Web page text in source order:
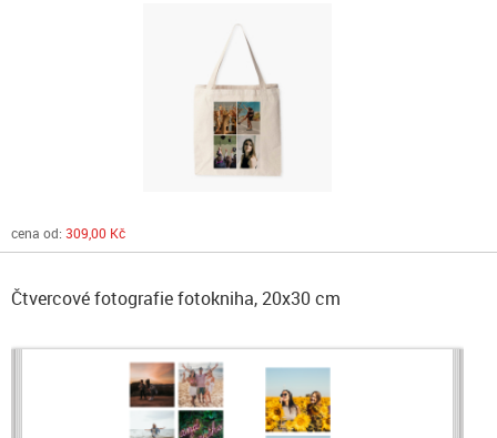
cena od: 309,00 Kč
Čtvercové fotografie fotokniha, 20x30 cm